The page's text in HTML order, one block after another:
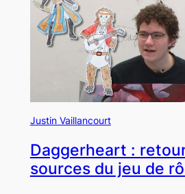
Justin Vaillancourt
Daggerheart :
sources du jeu de